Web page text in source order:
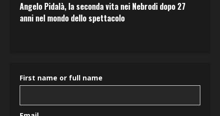
Angelo Pidalà, la seconda vita nei Nebrodi dopo 27
anni nel mondo dello spettacolo
First name or full name